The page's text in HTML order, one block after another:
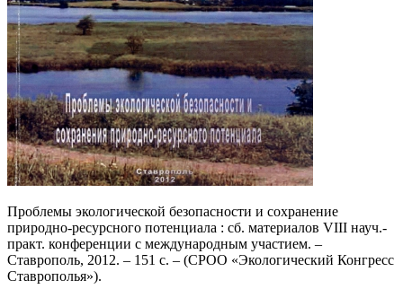
Проблемы экологической безопасности и сохранение
природно-ресурсного потенциала : сб. материалов VIII науч.-
практ. конференции с международным участием. –
Ставрополь, 2012. – 151 с. – (СРОО «Экологический Конгресс
Ставрополья»).